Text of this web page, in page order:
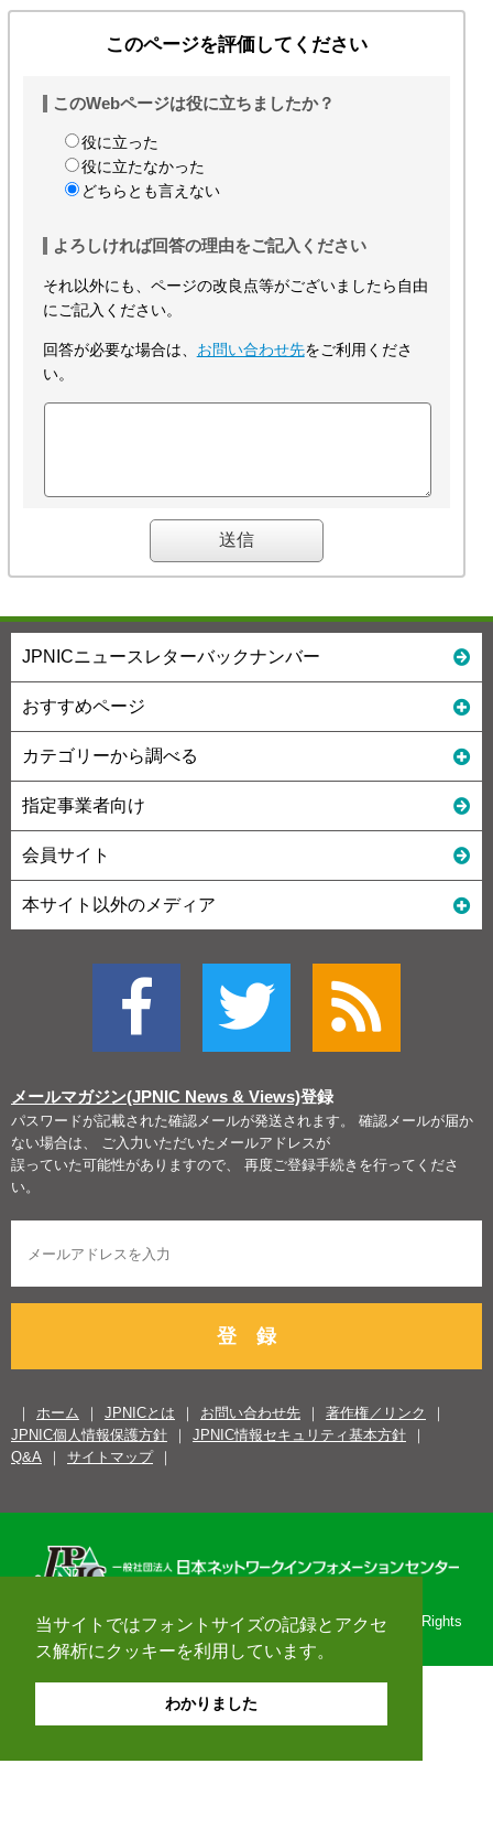
当サイトではフォントサイズの記録とアクセ
ス解析にクッキーを利用しています。
わかりました
このページを評価してください
このWebページは役に立ちましたか？
役に立った
役に立たなかった
どちらとも言えない
よろしければ回答の理由をご記入ください
それ以外にも、ページの改良点等がございましたら自由
にご記入ください。
回答が必要な場合は、 お問い合わせ先をご利用くださ
い。
JPNICニュースレターバックナンバー
おすすめページ
カテゴリーから調べる
指定事業者向け
会員サイト
本サイト以外のメディア
メールマガジン(JPNIC News & Views)登録
パスワードが記載された確認メールが発送されます。 確認メールが届か
ない場合は、 ご入力いただいたメールアドレスが
誤っていた可能性がありますので、 再度ご登録手続きを行ってくださ
い。
登 録
ホーム JPNICとは お問い合わせ先
著作権／リンク
JPNIC個人情報保護方針
JPNIC情報セキュリティ基本方針
Q&A
サイトマップ
Copyright© 1996-2026 Japan Network Information Center. All Rights
Reserved.